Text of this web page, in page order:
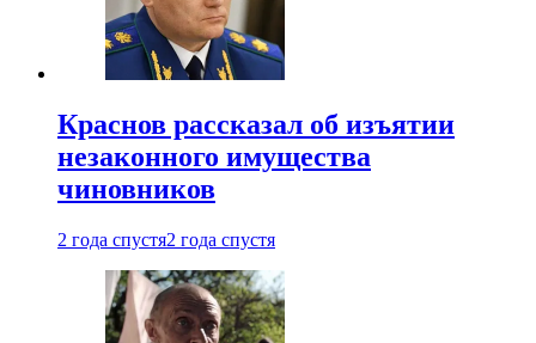
Краснов рассказал об изъятии
незаконного имущества
чиновников
2 года спустя2 года спустя